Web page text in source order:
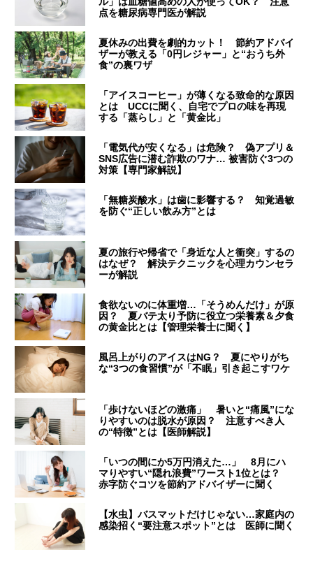
点を糖尿病専門医が解説
夏休みの出費を劇的カット！ 節約アドバイ
ザーが教える「0円レジャー」と“おうち外
食”の裏ワザ
「アイスコーヒー」が薄くなる致命的な原因
とは UCCに聞く、自宅でプロの味を再現
する「蒸らし」と「黄金比」
「電気代が安くなる」は危険？ 偽アプリ＆
SNS広告に潜む詐欺のワナ… 被害防ぐ3つの
対策【専門家解説】
「無糖炭酸水」は歯に影響する？ 知覚過敏
を防ぐ“正しい飲み方”とは
夏の旅行や帰省で「身近な人と衝突」するの
はなぜ？ 解決テクニックを心理カウンセラ
ーが解説
食欲ないのに体重増…「そうめんだけ」が原
因？ 夏バテ太り予防に役立つ栄養素＆夕食
の黄金比とは【管理栄養士に聞く】
風呂上がりのアイスはNG？ 夏にやりがち
な“3つの食習慣”が「不眠」引き起こすワケ
「歩けないほどの激痛」 暑いと“痛風”にな
りやすいのは脱水が原因？ 注意すべき人
の“特徴”とは【医師解説】
「いつの間にか5万円消えた…」 8月にハ
マりやすい“隠れ浪費”ワースト1位とは？
赤字防ぐコツを節約アドバイザーに聞く
【水虫】バスマットだけじゃない…家庭内の
感染招く“要注意スポット”とは 医師に聞く